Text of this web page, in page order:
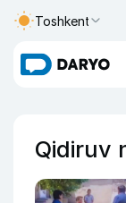
Toshkent
Qidiruv